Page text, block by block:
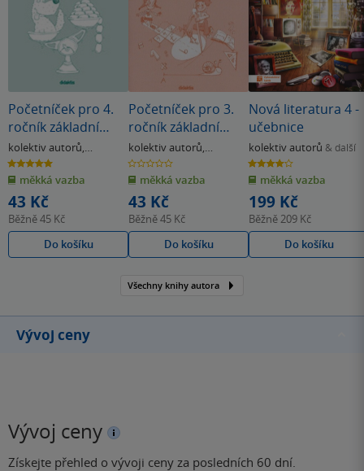
Početníček pro 4.
ročník základní
školy
kolektiv autorů,
Strahlheimová J.
5.0
z
5
hvězdiček
měkká vazba
43 Kč
Běžně45 Kč
Do košíku
Početníček pro 3.
ročník základní
školy
kolektiv autorů,
Kopřivová I.
0.0
z
5
hvězdiček
měkká vazba
43 Kč
Běžně45 Kč
Do košíku
Nová literatura 4 -
učebnice
kolektiv autorů & další
4.0
z
5
hvězdiček
měkká vazba
199 Kč
Běžně209 Kč
Do košíku
Všechny knihy autora
Vývoj ceny
Vývoj ceny
Získejte přehled o vývoji ceny za posledních 60 dní.